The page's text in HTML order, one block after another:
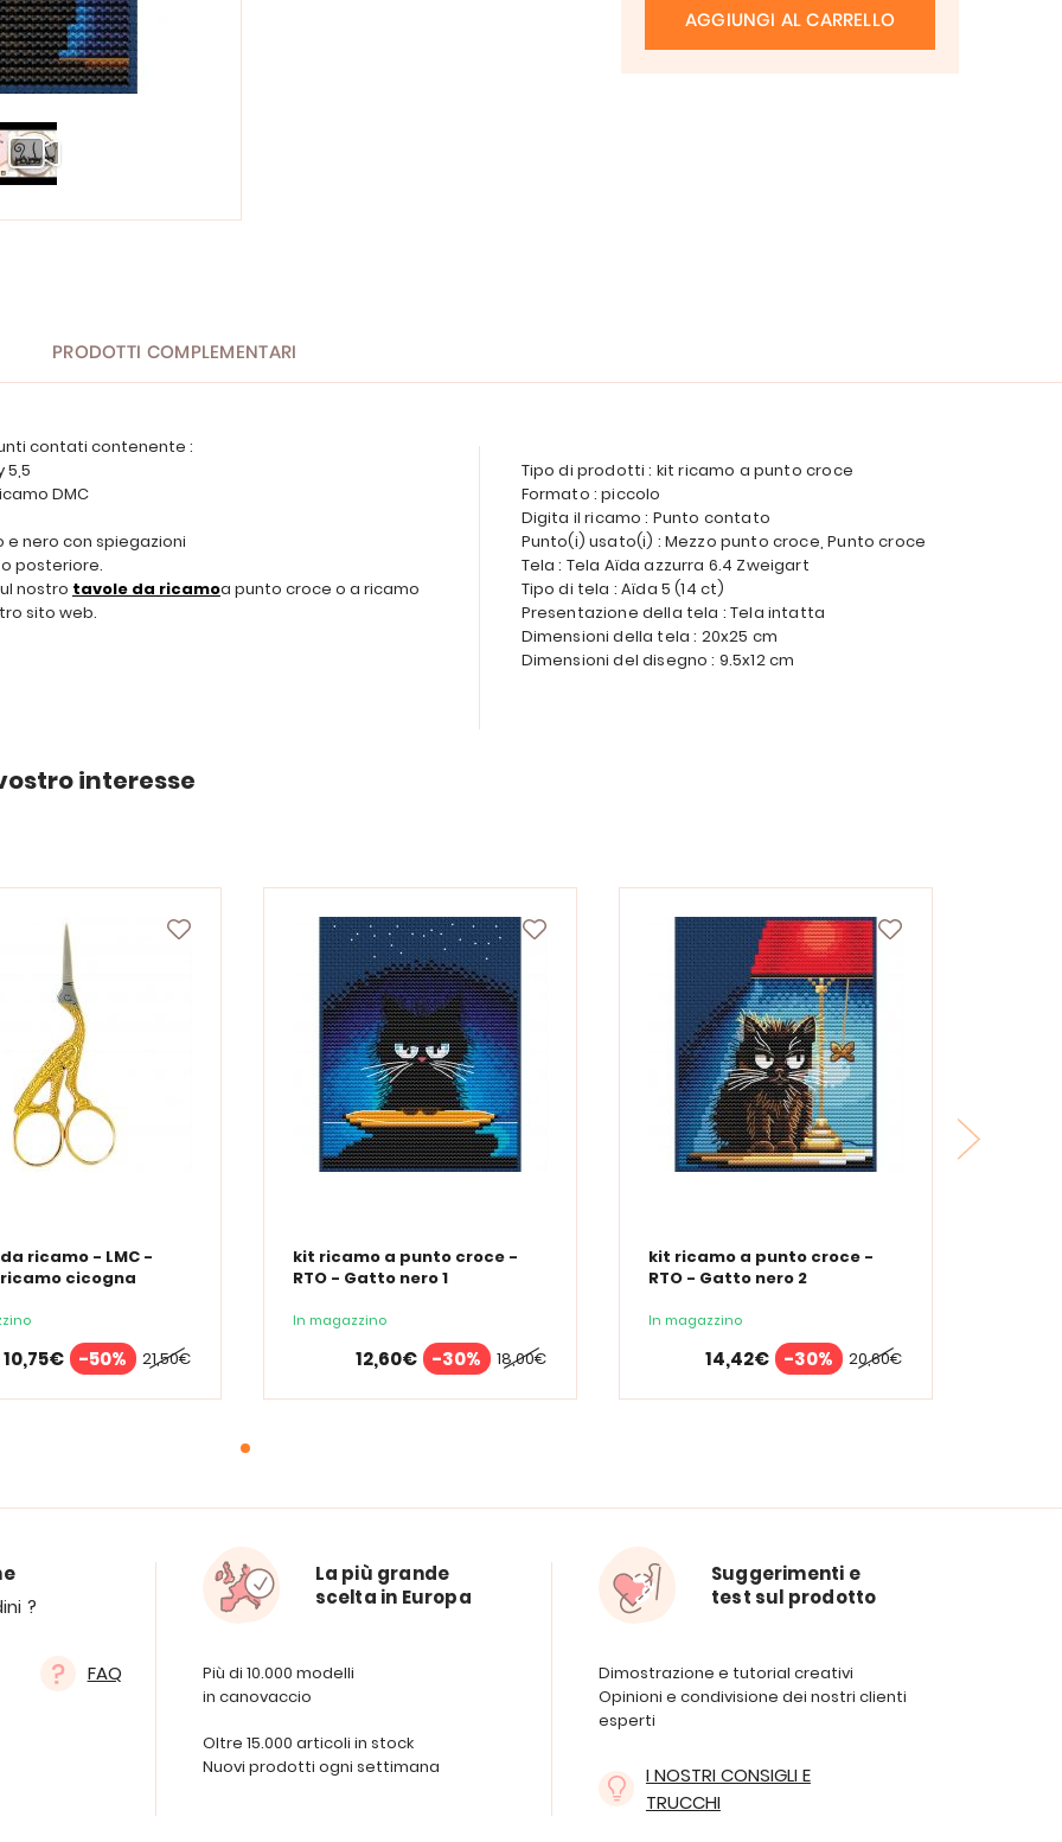
AGGIUNGI AL CARRELLO
PRODOTTI COMPLEMENTARI
contati contenente :
5,5
DMC
e nero con spiegazioni
posteriore.
nostro tavole da ricamoa punto croce o a ricamo
sito web.
Tipo di prodotti : kit ricamo a punto croce
Formato : piccolo
Digita il ricamo : Punto contato
Punto(i) usato(i) : Mezzo punto croce, Punto croce
Tela : Tela Aïda azzurra 6.4 Zweigart
Tipo di tela : Aïda 5 (14 ct)
Presentazione della tela : Tela intatta
Dimensioni della tela : 20x25 cm
Dimensioni del disegno : 9.5x12 cm
interesse
ricamo - LMC -
cicogna
21,50€
10,75€ -50%
kit ricamo a punto croce -
RTO - Gatto nero 1
In magazzino
18,00€
12,60€ -30%
kit ricamo a punto croce -
RTO - Gatto nero 2
In magazzino
20,60€
14,42€ -30%
?
FAQ
La più grande
scelta in Europa
Più di 10.000 modelli
in canovaccio
Oltre 15.000 articoli in stock
Nuovi prodotti ogni settimana
Suggerimenti e
test sul prodotto
Dimostrazione e tutorial creativi
Opinioni e condivisione dei nostri clienti
esperti
I NOSTRI CONSIGLI E
TRUCCHI